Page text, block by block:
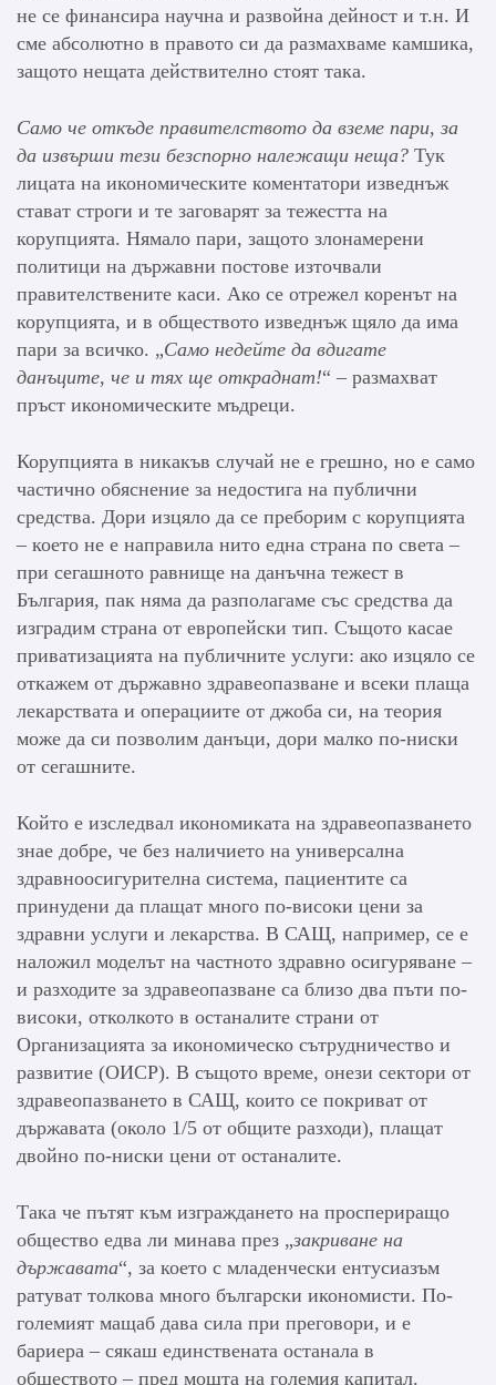
не се финансира научна и развойна дейност и т.н. И
сме абсолютно в правото си да размахваме камшика,
защото нещата действително стоят така.
Само че откъде правителството да вземе пари, за
да извърши тези безспорно належащи неща? Тук
лицата на икономическите коментатори изведнъж
стават строги и те заговарят за тежестта на
корупцията. Нямало пари, защото злонамерени
политици на държавни постове източвали
правителствените каси. Ако се отрежел коренът на
корупцията, и в обществото изведнъж щяло да има
пари за всичко. „Само недейте да вдигате
данъците, че и тях ще откраднат!“ – размахват
пръст икономическите мъдреци.
Корупцията в никакъв случай не е грешно, но е само
частично обяснение за недостига на публични
средства. Дори изцяло да се преборим с корупцията
– което не е направила нито една страна по света –
при сегашното равнище на данъчна тежест в
България, пак няма да разполагаме със средства да
изградим страна от европейски тип. Същото касае
приватизацията на публичните услуги: ако изцяло се
откажем от държавно здравеопазване и всеки плаща
лекарствата и операциите от джоба си, на теория
може да си позволим данъци, дори малко по-ниски
от сегашните.
Който е изследвал икономиката на здравеопазването
знае добре, че без наличието на универсална
здравноосигурителна система, пациентите са
принудени да плащат много по-високи цени за
здравни услуги и лекарства. В САЩ, например, се е
наложил моделът на частното здравно осигуряване –
и разходите за здравеопазване са близо два пъти по-
високи, отколкото в останалите страни от
Организацията за икономическо сътрудничество и
развитие (ОИСР). В същото време, онези сектори от
здравеопазването в САЩ, които се покриват от
държавата (около 1/5 от общите разходи), плащат
двойно по-ниски цени от останалите.
Така че пътят към изграждането на проспериращо
общество едва ли минава през „закриване на
държавата“, за което с младенчески ентусиазъм
ратуват толкова много български икономисти. По-
големият мащаб дава сила при преговори, и е
бариера – сякаш единствената останала в
обществото – пред мощта на големия капитал.